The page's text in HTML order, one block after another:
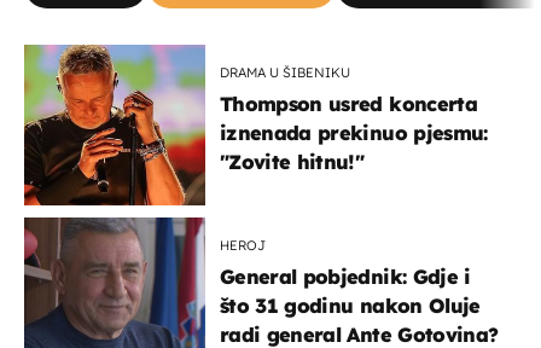
DRAMA U ŠIBENIKU
Thompson usred koncerta
iznenada prekinuo pjesmu:
"Zovite hitnu!"
HEROJ
General pobjednik: Gdje i
što 31 godinu nakon Oluje
radi general Ante Gotovina?